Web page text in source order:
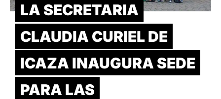
LA SECRETARIA
CLAUDIA CURIEL DE
ICAZA INAUGURA SEDE
PARA LAS